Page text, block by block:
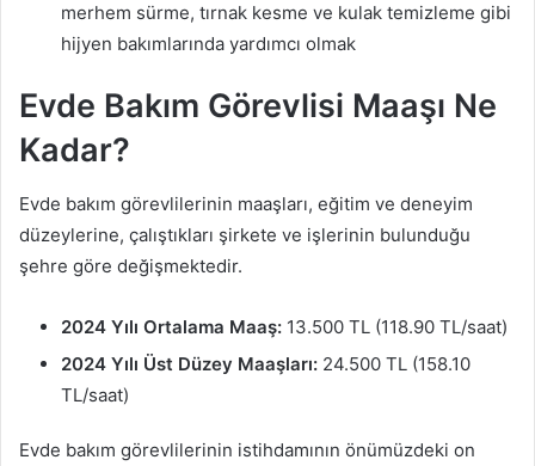
merhem sürme, tırnak kesme ve kulak temizleme gibi
hijyen bakımlarında yardımcı olmak
Evde Bakım Görevlisi Maaşı Ne
Kadar?
Evde bakım görevlilerinin maaşları, eğitim ve deneyim
düzeylerine, çalıştıkları şirkete ve işlerinin bulunduğu
şehre göre değişmektedir.
2024 Yılı Ortalama Maaş: 13.500 TL (118.90 TL/saat)
2024 Yılı Üst Düzey Maaşları: 24.500 TL (158.10
TL/saat)
Evde bakım görevlilerinin istihdamının önümüzdeki on